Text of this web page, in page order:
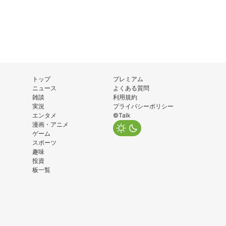
トップ
ニュース
雑談
実況
エンタメ
漫画・アニメ
ゲーム
スポーツ
趣味
投資
板一覧
プレミアム
よくある質問
利用規約
プライバシーポリシー
©Talk